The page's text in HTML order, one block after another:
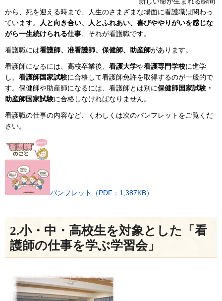
から、死を迎える時まで、人生のさまざまな場面に看護職は関わっ
ています。
人と向き合い、人とふれあい、喜びややりがいを感じな
がら一生続けられる仕事 、それが看護職です。
看護職には看護師、准看護師、保健師、助産師があります。
看護師になるには、高校卒業後、 看護大学や看護専門学校に進学
し、 看護師国家試験に合格して看護師免許を取得するのが一般的で
す。保健師や助産師になるには、看護師とは別に保健師国家試験・
助産師国家試験に合格しなければなりません。
看護職の仕事の内容など、くわしくは次のパンフレットをご覧くだ
さい。
パンフレット（PDF：1,387KB）
2.小・中・高校生を対象とした「看
護師の仕事を学ぶ学習会」